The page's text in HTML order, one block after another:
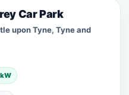
Car Park
upon Tyne, Tyne and